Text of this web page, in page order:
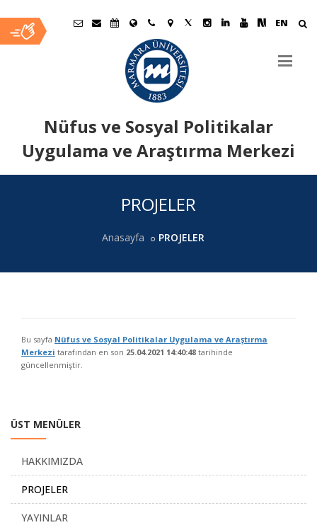
EN
Nüfus ve Sosyal Politikalar
Uygulama ve Araştırma Merkezi
PROJELER
Anasayfa PROJELER
Bu sayfa Nüfus ve Sosyal Politikalar Uygulama ve Araştırma
Merkezi tarafından en son 25.04.2021 14:40:48 tarihinde
güncellenmiştir.
ÜST MENÜLER
HAKKIMIZDA
PROJELER
YAYINLAR